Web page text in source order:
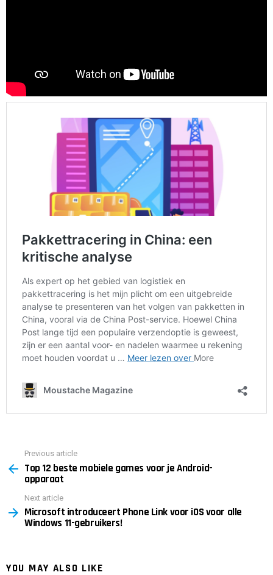
more
Previous article
Top 12 beste mobiele games voor je Android-
apparaat
Next article
Microsoft introduceert Phone Link voor iOS voor alle
Windows 11-gebruikers!
YOU MAY ALSO LIKE